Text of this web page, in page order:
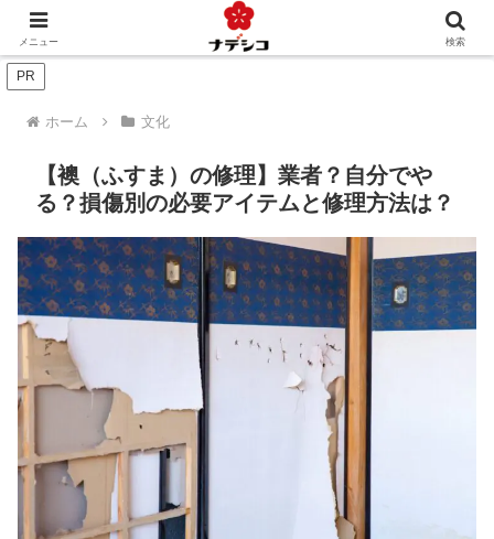
年中行事（季節） 年中行事（人生） おくりもの
PR
ホーム 文化
【襖（ふすま）の修理】業者？自分でや
る？損傷別の必要アイテムと修理方法は？
メニュー 検索